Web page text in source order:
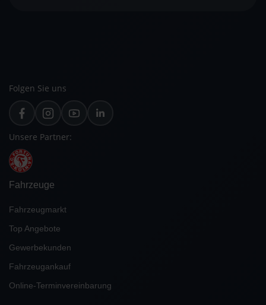
Folgen Sie uns
Unsere Partner:
Fahrzeuge
Fahrzeugmarkt
Top Angebote
Gewerbekunden
Fahrzeugankauf
Online-Terminvereinbarung